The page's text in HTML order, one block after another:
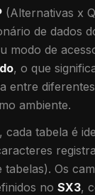
(Alternativas x
de dados
modo de
, o que
entre
ambiente.
cada tabela é
tabelas). Os
no SX3,